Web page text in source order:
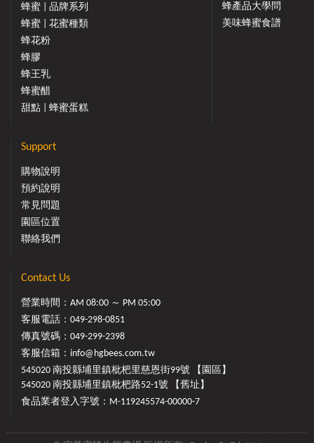
蜂蜜 | 品牌系列
蜂蜜 | 花蜜種類
蜂花粉
蜂膠
蜂王乳
蜂蜜醋
甜點 | 蜂蜜蛋糕
蜂產品大學問
美味蜂蜜食譜
Support
購物說明
預約說明
常見問題
園區位置
聯絡我們
Contact Us
營業時間：AM 08:00 ～ PM 05:00
客服電話： 049-298-0851
傳真號碼：049-299-2398
客服信箱： info@hgbees.com.tw
545020 南投縣埔里鎮枇杷里慈恩街99號 【園區】
545020 南投縣埔里鎮枇杷路52-1號 【舊址】
食品業者登入字號：M-119245574-00000-7